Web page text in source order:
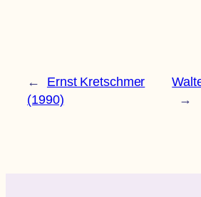
←
Ernst Kretschmer
(1990)
→